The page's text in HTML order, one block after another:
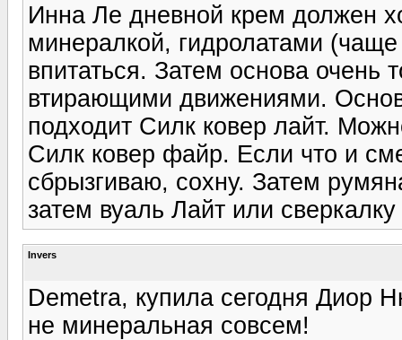
Инна Ле дневной крем должен
минералкой, гидролатами
впитаться. Затем основа очень
втирающими движениями.
подходит Силк ковер лайт.
Силк ковер файр. Если что и
сбрызгиваю, сохну. Затем
затем вуаль Лайт или
Invers
Demetra, купила сегодня Диор
не минеральная совсем!